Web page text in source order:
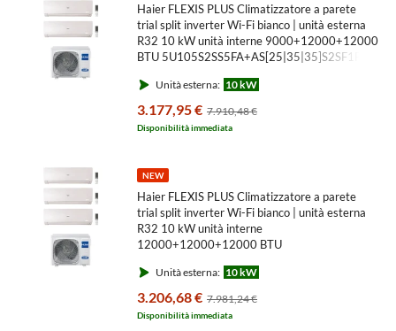
Haier FLEXIS PLUS Climatizzatore a parete
trial split inverter Wi-Fi bianco | unità esterna
R32 10 kW unità interne 9000+12000+12000
BTU 5U105S2SS5FA+AS[25|35|35]S2SF1FA-
Unità esterna: 10 kW
3.177,95 € 7.910,48 €
Disponibilità immediata
NEW
Haier FLEXIS PLUS Climatizzatore a parete
trial split inverter Wi-Fi bianco | unità esterna
R32 10 kW unità interne
12000+12000+12000 BTU
Unità esterna: 10 kW
3.206,68 € 7.981,24 €
Disponibilità immediata